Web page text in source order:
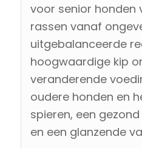
voor senior honden
rassen vanaf
uitgebalanceerde
hoogwaardige kip
veranderende
oudere honden en
spieren, een
en een glanzende